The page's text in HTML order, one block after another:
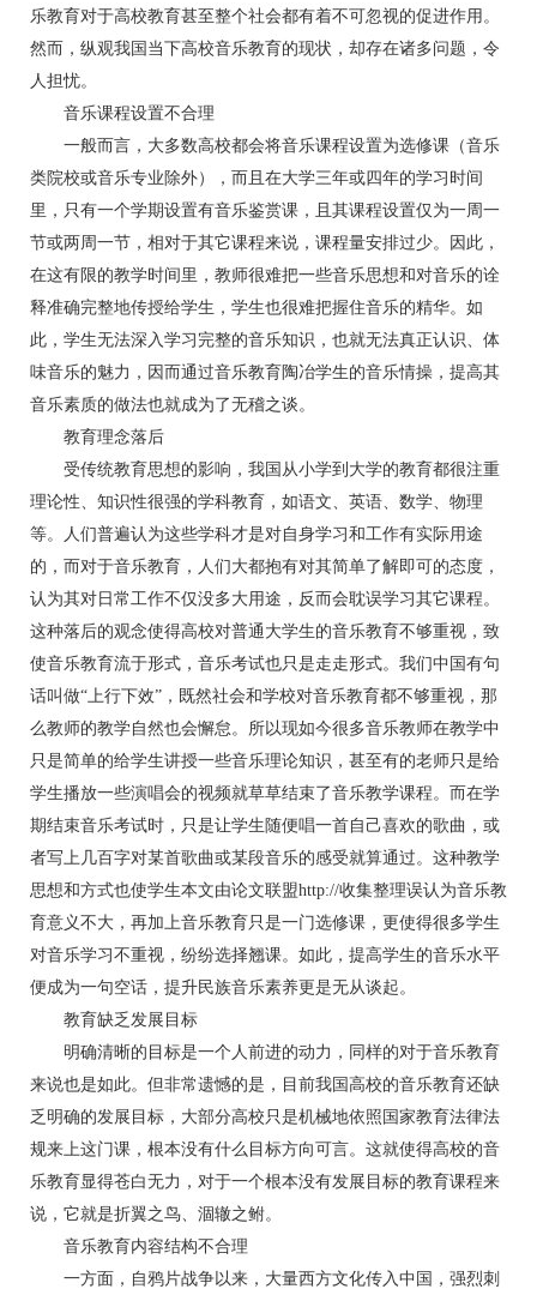
乐教育对于高校教育甚至整个社会都有着不可忽视的促进作用。
然而，纵观我国当下高校音乐教育的现状，却存在诸多问题，令
人担忧。
音乐课程设置不合理
一般而言，大多数高校都会将音乐课程设置为选修课（音乐
类院校或音乐专业除外），而且在大学三年或四年的学习时间
里，只有一个学期设置有音乐鉴赏课，且其课程设置仅为一周一
节或两周一节，相对于其它课程来说，课程量安排过少。因此，
在这有限的教学时间里，教师很难把一些音乐思想和对音乐的诠
释准确完整地传授给学生，学生也很难把握住音乐的精华。如
此，学生无法深入学习完整的音乐知识，也就无法真正认识、体
味音乐的魅力，因而通过音乐教育陶冶学生的音乐情操，提高其
音乐素质的做法也就成为了无稽之谈。
教育理念落后
受传统教育思想的影响，我国从小学到大学的教育都很注重
理论性、知识性很强的学科教育，如语文、英语、数学、物理
等。人们普遍认为这些学科才是对自身学习和工作有实际用途
的，而对于音乐教育，人们大都抱有对其简单了解即可的态度，
认为其对日常工作不仅没多大用途，反而会耽误学习其它课程。
这种落后的观念使得高校对普通大学生的音乐教育不够重视，致
使音乐教育流于形式，音乐考试也只是走走形式。我们中国有句
话叫做“上行下效”，既然社会和学校对音乐教育都不够重视，那
么教师的教学自然也会懈怠。所以现如今很多音乐教师在教学中
只是简单的给学生讲授一些音乐理论知识，甚至有的老师只是给
学生播放一些演唱会的视频就草草结束了音乐教学课程。而在学
期结束音乐考试时，只是让学生随便唱一首自己喜欢的歌曲，或
者写上几百字对某首歌曲或某段音乐的感受就算通过。这种教学
思想和方式也使学生本文由论文联盟http://收集整理误认为音乐教
育意义不大，再加上音乐教育只是一门选修课，更使得很多学生
对音乐学习不重视，纷纷选择翘课。如此，提高学生的音乐水平
便成为一句空话，提升民族音乐素养更是无从谈起。
教育缺乏发展目标
明确清晰的目标是一个人前进的动力，同样的对于音乐教育
来说也是如此。但非常遗憾的是，目前我国高校的音乐教育还缺
乏明确的发展目标，大部分高校只是机械地依照国家教育法律法
规来上这门课，根本没有什么目标方向可言。这就使得高校的音
乐教育显得苍白无力，对于一个根本没有发展目标的教育课程来
说，它就是折翼之鸟、涸辙之鲋。
音乐教育内容结构不合理
一方面，自鸦片战争以来，大量西方文化传入中国，强烈刺